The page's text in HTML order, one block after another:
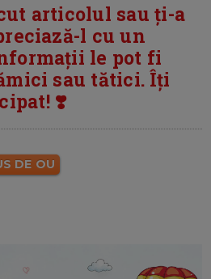
articolul sau ți-a
l cu un
le pot fi
sau tătici. Îți
❣️
DE OU